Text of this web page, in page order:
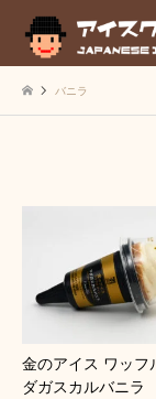
バニラ
金のアイス ワッフ
ダガスカルバニラ